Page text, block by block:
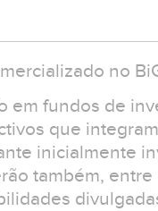
no
em fundos de
que
inicialmente
também,